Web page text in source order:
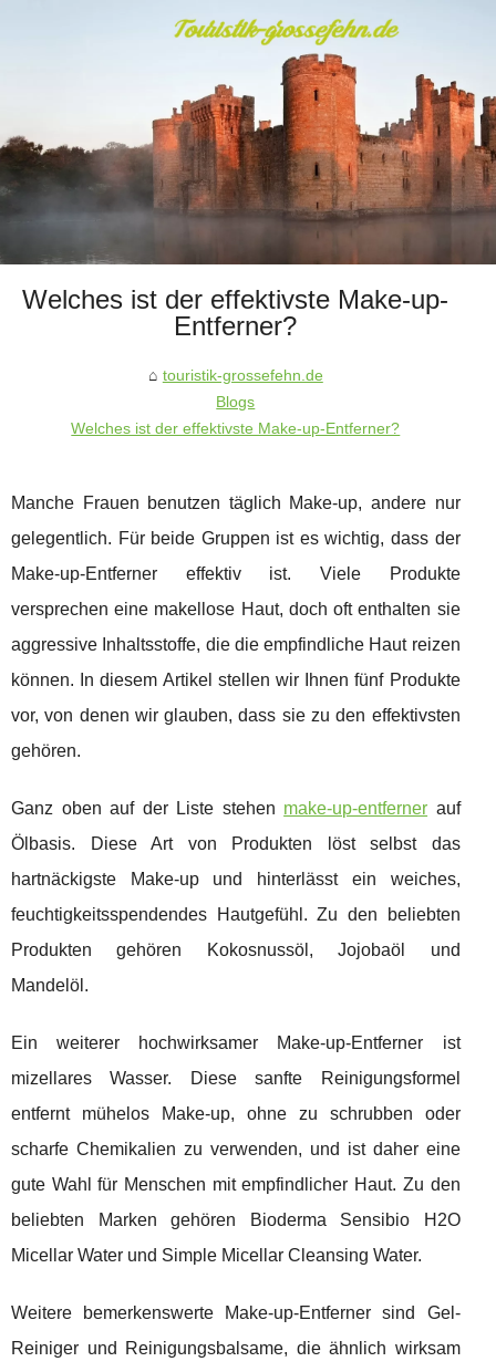
Welches ist der effektivste Make-up-
Entferner?
touristik-grossefehn.de
Blogs
Welches ist der effektivste Make-up-Entferner?
Manche Frauen benutzen täglich Make-up, andere nur
gelegentlich. Für beide Gruppen ist es wichtig, dass der
Make-up-Entferner effektiv ist. Viele Produkte
versprechen eine makellose Haut, doch oft enthalten sie
aggressive Inhaltsstoffe, die die empfindliche Haut reizen
können. In diesem Artikel stellen wir Ihnen fünf Produkte
vor, von denen wir glauben, dass sie zu den effektivsten
gehören.
Ganz oben auf der Liste stehen make-up-entferner auf
Ölbasis. Diese Art von Produkten löst selbst das
hartnäckigste Make-up und hinterlässt ein weiches,
feuchtigkeitsspendendes Hautgefühl. Zu den beliebten
Produkten gehören Kokosnussöl, Jojobaöl und
Mandelöl.
Ein weiterer hochwirksamer Make-up-Entferner ist
mizellares Wasser. Diese sanfte Reinigungsformel
entfernt mühelos Make-up, ohne zu schrubben oder
scharfe Chemikalien zu verwenden, und ist daher eine
gute Wahl für Menschen mit empfindlicher Haut. Zu den
beliebten Marken gehören Bioderma Sensibio H2O
Micellar Water und Simple Micellar Cleansing Water.
Weitere bemerkenswerte Make-up-Entferner sind Gel-
Reiniger und Reinigungsbalsame, die ähnlich wirksam